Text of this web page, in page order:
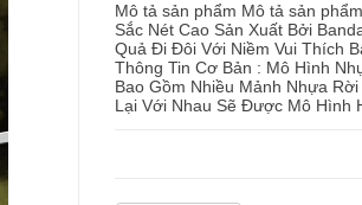
Mô tả sản phẩm Mô tả sản
Sắc Nét Cao Sản Xuất Bởi
Quả Đi Đôi Với Niềm Vui Thích
Thông Tin Cơ Bản : Mô Hình
Bao Gồm Nhiều Mảnh Nhựa
Lại Với Nhau Sẽ Được Mô Hình